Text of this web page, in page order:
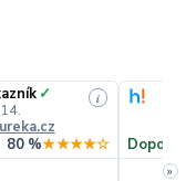
✓
i
80 %★★★★☆
»